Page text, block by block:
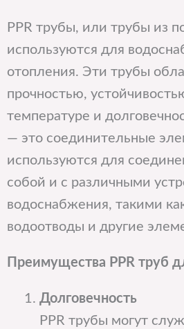
PPR трубы, или трубы из
используются для
отопления. Эти трубы
прочностью,
температуре и
— это соединительные
используются для
собой и с различными
водоснабжения, такими
водоотводы и другие
Преимущества PPR труб
Долговечность
PPR трубы могут